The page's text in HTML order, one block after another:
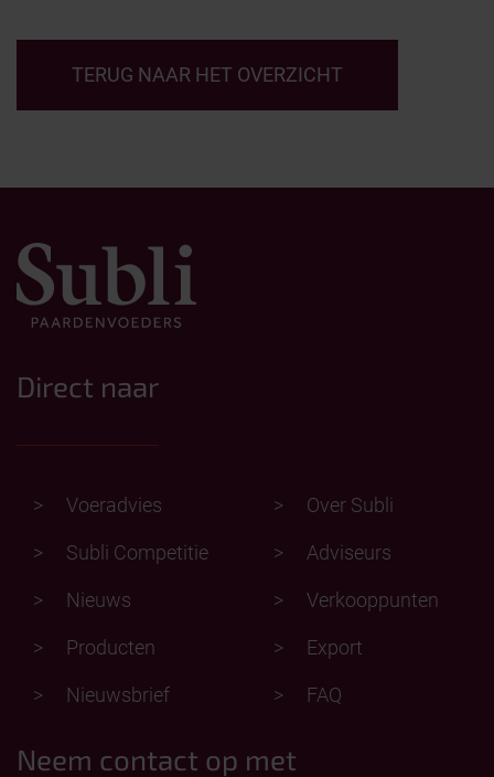
TERUG NAAR HET OVERZICHT
Direct naar
Voeradvies
Subli Competitie
Nieuws
Producten
Nieuwsbrief
Over Subli
Adviseurs
Verkooppunten
Export
FAQ
Neem contact op met